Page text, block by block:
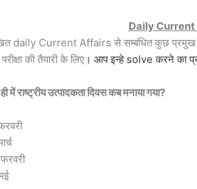
Daily
daily Current Affairs से सम्बंधित कुछ
की तैयारी के लिए । आप इन्हे solve करने का
में राष्ट्रीय उत्पादकता दिवस कब मनाया गया?